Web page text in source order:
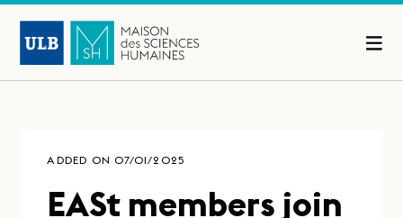
ADDED ON 07/01/2025
EASt members join